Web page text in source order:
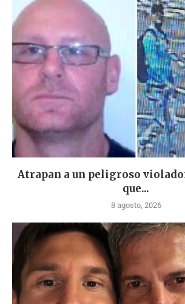
Atrapan a un peligroso
que...
8 agosto, 2026